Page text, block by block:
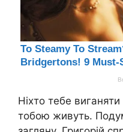
Ніхто тебе
тобою живуть.